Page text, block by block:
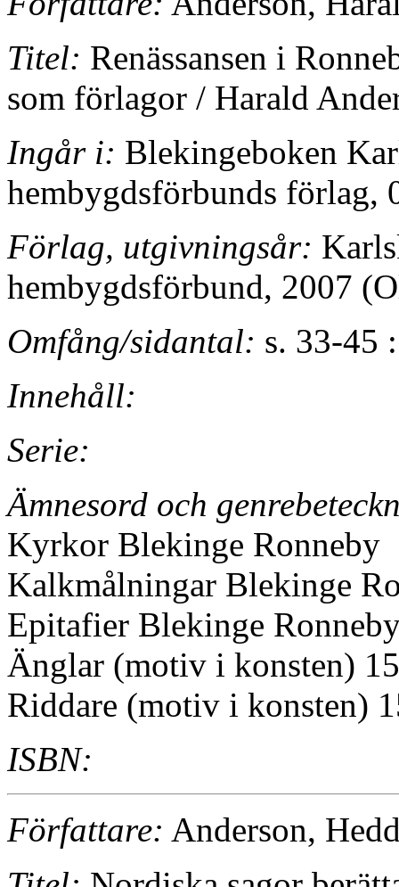
Titel: Renässansen i
som förlagor / Harald
Ingår i: Blekingeboken
hembygdsförbunds förlag,
Förlag, utgivningsår:
hembygdsförbund, 2007
Omfång/sidantal: s. 33-45
Innehåll:
Serie:
Ämnesord och
Kyrkor Blekinge Ronneby
Kalkmålningar Blekinge
Epitafier Blekinge
Änglar (motiv i konsten)
Riddare (motiv i konsten)
ISBN:
Författare: Anderson,